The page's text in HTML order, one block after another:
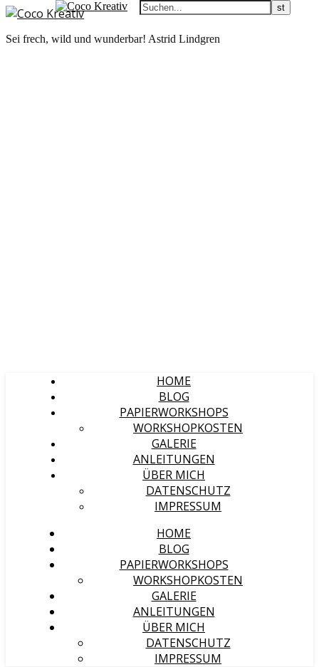
Sei frech, wild und wunderbar! Astrid Lindgren
HOME
BLOG
PAPIERWORKSHOPS
WORKSHOPKOSTEN
GALERIE
ANLEITUNGEN
ÜBER MICH
DATENSCHUTZ
IMPRESSUM
HOME
BLOG
PAPIERWORKSHOPS
WORKSHOPKOSTEN
GALERIE
ANLEITUNGEN
ÜBER MICH
DATENSCHUTZ
IMPRESSUM